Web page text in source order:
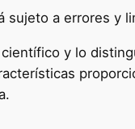
sujeto a errores y
y lo